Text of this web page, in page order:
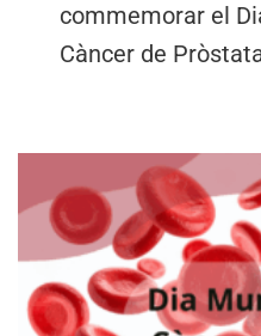
commemorar el
Càncer de